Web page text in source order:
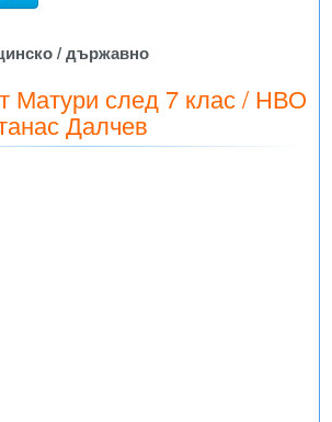
/ държавно
Матури след 7 клас / НВО
Далчев